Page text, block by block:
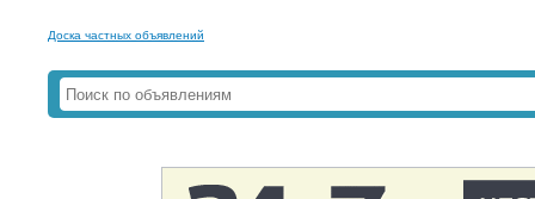
Доска частных объявлений